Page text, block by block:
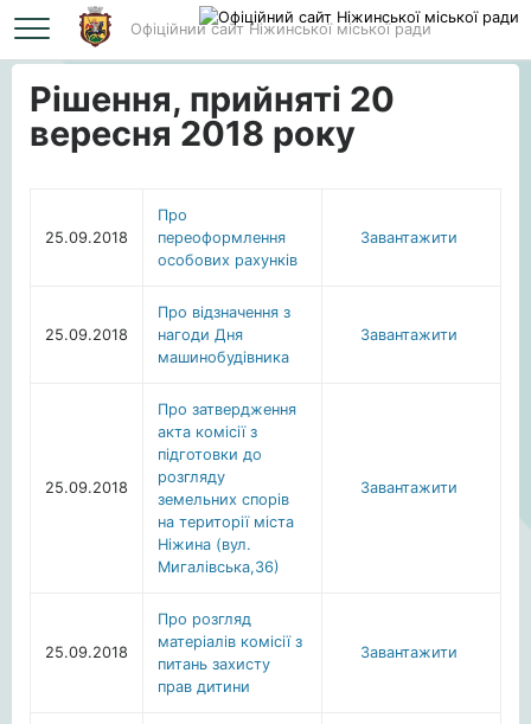
Офіційний сайт Ніжинської міської ради
Головна Рішення, прийняті 20 вересня 2018 року
Рішення, прийняті 20
вересня 2018 року
25.09.2018
Про
переоформлення
особових рахунків
Завантажити
25.09.2018
Про відзначення з
нагоди Дня
машинобудівника
Завантажити
25.09.2018
Про затвердження
акта комісії з
підготовки до
розгляду
земельних спорів
на території міста
Ніжина (вул.
Мигалівська,36)
Завантажити
25.09.2018
Про розгляд
матеріалів комісії з
питань захисту
прав дитини
Завантажити